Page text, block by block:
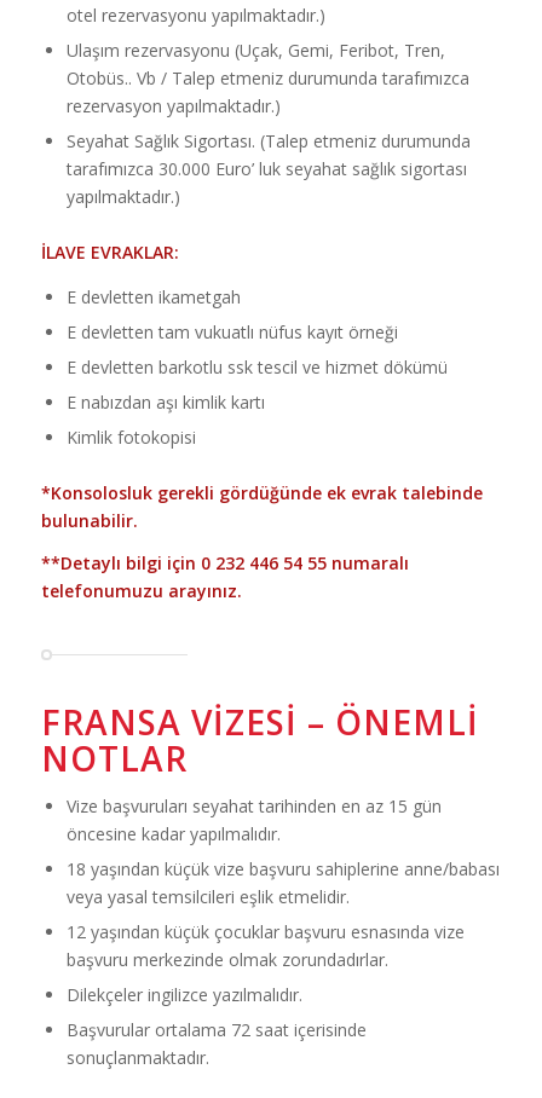
otel rezervasyonu yapılmaktadır.)
Ulaşım rezervasyonu (Uçak, Gemi, Feribot, Tren,
Otobüs.. Vb / Talep etmeniz durumunda tarafımızca
rezervasyon yapılmaktadır.)
Seyahat Sağlık Sigortası. (Talep etmeniz durumunda
tarafımızca 30.000 Euro’ luk seyahat sağlık sigortası
yapılmaktadır.)
İLAVE EVRAKLAR:
E devletten ikametgah
E devletten tam vukuatlı nüfus kayıt örneği
E devletten barkotlu ssk tescil ve hizmet dökümü
E nabızdan aşı kimlik kartı
Kimlik fotokopisi
*Konsolosluk gerekli gördüğünde ek evrak talebinde
bulunabilir.
**Detaylı bilgi için 0 232 446 54 55numaralı
telefonumuzu arayınız.
FRANSA VIZESI – ÖNEMLI
NOTLAR
Vize başvuruları seyahat tarihinden en az 15 gün
öncesine kadar yapılmalıdır.
18 yaşından küçük vize başvuru sahiplerine anne/babası
veya yasal temsilcileri eşlik etmelidir.
12 yaşından küçük çocuklar başvuru esnasında vize
başvuru merkezinde olmak zorundadırlar.
Dilekçeler ingilizce yazılmalıdır.
Başvurular ortalama 72 saat içerisinde
sonuçlanmaktadır.